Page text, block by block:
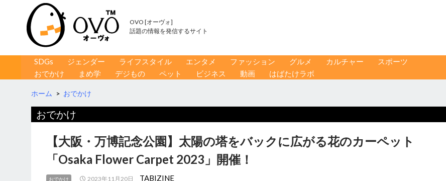
OVO [オーヴォ]
話題の情報を発信するサイト
コンテンツへ移動
SDGs ジェンダー ライフスタイル エンタメ ファッション グルメ カルチャー
スポーツ
おでかけ
まめ学 デジもの ペット ビジネス 動画 はばたけラボ
ホーム > おでかけ
おでかけ
【大阪・万博記念公園】太陽の塔をバックに広がる花のカーペット
「Osaka Flower Carpet 2023」開催！
おでかけ 2023年11月20日 TABIZINE